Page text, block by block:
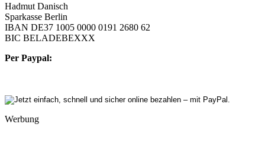
Hadmut Danisch
Sparkasse Berlin
IBAN DE37 1005 0000 0191 2680 62
BIC BELADEBEXXX
Per Paypal:
Werbung